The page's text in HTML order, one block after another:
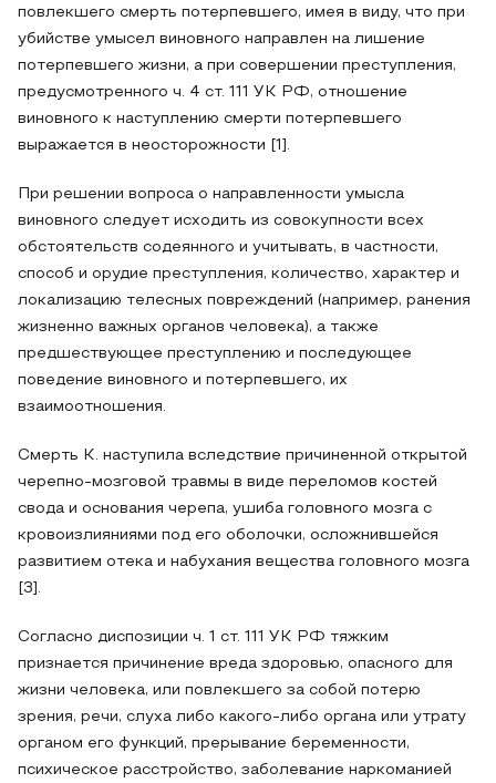
повлекшего смерть потерпевшего, имея в виду, что при
убийстве умысел виновного направлен на лишение
потерпевшего жизни, а при совершении преступления,
предусмотренного ч. 4 ст. 111 УК РФ, отношение
виновного к наступлению смерти потерпевшего
выражается в неосторожности [1].
При решении вопроса о направленности умысла
виновного следует исходить из совокупности всех
обстоятельств содеянного и учитывать, в частности,
способ и орудие преступления, количество, характер и
локализацию телесных повреждений (например, ранения
жизненно важных органов человека), а также
предшествующее преступлению и последующее
поведение виновного и потерпевшего, их
взаимоотношения.
Смерть К. наступила вследствие причиненной открытой
черепно-мозговой травмы в виде переломов костей
свода и основания черепа, ушиба головного мозга с
кровоизлияниями под его оболочки, осложнившейся
развитием отека и набухания вещества головного мозга
[3].
Согласно диспозиции ч. 1 ст. 111 УК РФ тяжким
признается причинение вреда здоровью, опасного для
жизни человека, или повлекшего за собой потерю
зрения, речи, слуха либо какого-либо органа или утрату
органом его функций, прерывание беременности,
психическое расстройство, заболевание наркоманией